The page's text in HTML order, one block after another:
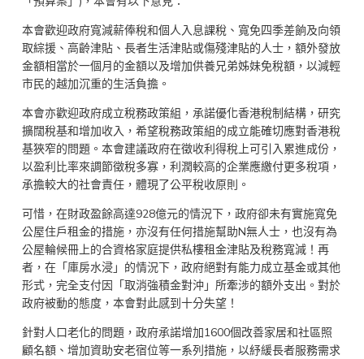
本會歡迎政府寬減薪俸稅和個人入息課稅、寬免四季差餉及向領
取綜援、高齡津貼、長者生活津貼或傷殘津貼的人士，額外發放
金額相當於一個月的金額以及增加供養兄弟姊妹免稅額，以減輕
市民的越加沉重的生活負擔。
本會亦歡迎政府成立稅務政策組，承諾優化香港稅制結構，研究
擴闊稅基和增加收入，希望稅務政策組的成立能確切應對香港稅
基狹窄的問題。本會建議政府在徵收利得稅上可引入累進成份，
以盈利比率來調節徵稅多寡，利潤較高的企業應繳付更多稅項，
承擔較大的社會責任，體現了公平稅收原則。
可惜，在財政盈餘高達928億元的情況下，政府卻未有實施寬免
公屋住戶租金的措施，亦沒有任何措施幫助N無人士，也沒有為
公屋輪候冊上的合資格家庭提供私樓租金津貼及稅務寬減！再
者，在「庫房水浸」的情況下，政府絕對有能力成立基金或其他
形式，完全支付因「取消強積金對沖」所牽涉的額外支出。對於
政府被動的態度，本會對此感到十分失望！
針對人口老化的問題，政府承諾增加1600個改善家居和社區照
顧名額、增加資助安老宿位等一系列措施，以紓緩長者服務需求